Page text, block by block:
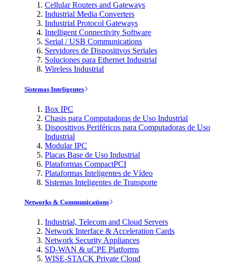
Cellular Routers and Gateways
Industrial Media Converters
Industrial Protocol Gateways
Intelligent Connectivity Software
Serial / USB Communications
Servidores de Dispositivos Seriales
Soluciones para Ethernet Industrial
Wireless Industrial
Sistemas Inteligentes
Box IPC
Chasis para Computadoras de Uso Industrial
Dispositivos Periféricos para Computadoras de Uso
Industrial
Modular IPC
Placas Base de Uso Industrial
Plataformas CompactPCI
Plataformas Inteligentes de Vídeo
Sistemas Inteligentes de Transporte
Networks & Communications
Industrial, Telecom and Cloud Servers
Network Interface & Acceleration Cards
Network Security Appliances
SD-WAN & uCPE Platforms
WISE-STACK Private Cloud